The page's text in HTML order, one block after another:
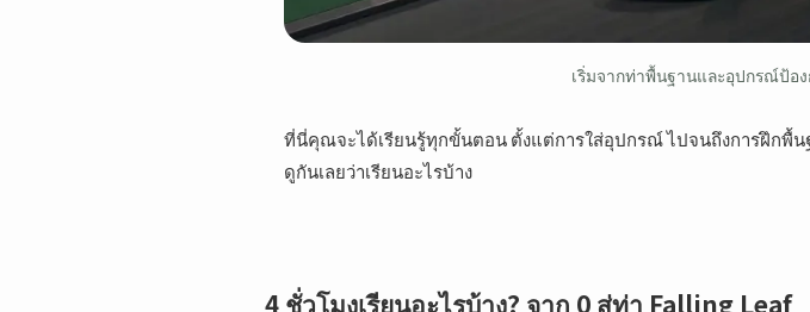
เริ่มจากท่าพื้นฐานและอุปกรณ์ป้อ
ที่นี่คุณจะได้เรียนรู้ทุกขั้นตอน ตั้งแต่การใส่อุปกรณ์ ไปจนถึงการฝึกพื้น
ดูกันเลยว่าเรียนอะไรบ้าง
4 ชั่วโมงเรียนอะไรบ้าง? จาก 0 สู่ท่า Falling Leaf